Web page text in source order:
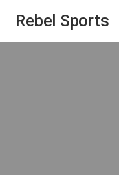
Rebel Sports